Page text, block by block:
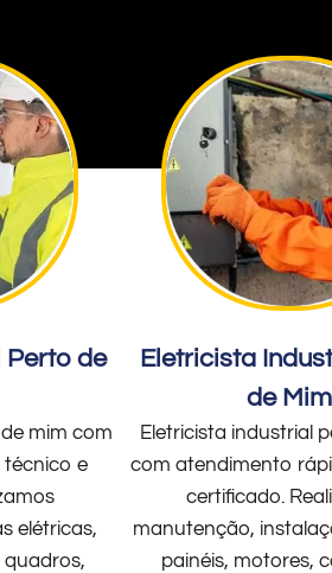
Perto de
mim com
e
elétricas,
Eletricista
de Mim
Eletricista industrial
com atendimento
certificado.
manutenção,
painéis, motores,